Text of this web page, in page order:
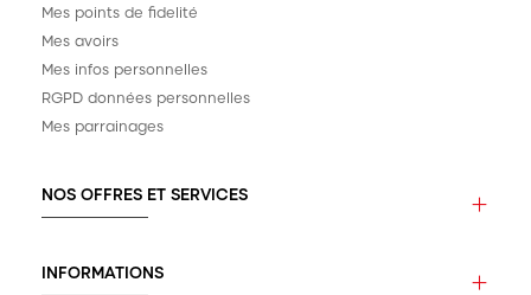
Mes points de fidelité
Mes avoirs
Mes infos personnelles
RGPD données personnelles
Mes parrainages
NOS OFFRES ET SERVICES
INFORMATIONS